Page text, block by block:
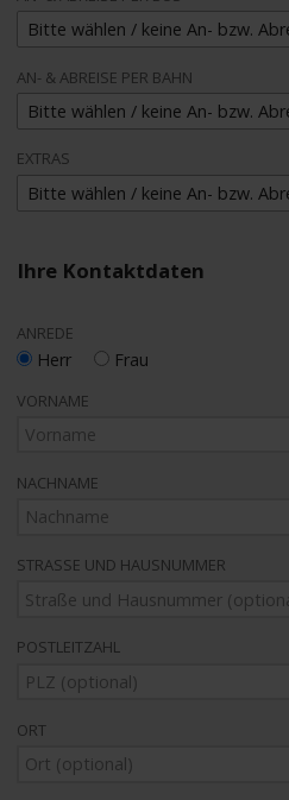
Bitte wählen / keine
AN- & ABREISE PER BAHN
Bitte wählen / keine
EXTRAS
Bitte wählen / keine
Ihre Kontaktdaten
ANREDE
Herr Frau
VORNAME
NACHNAME
STRASSE UND HAUSNUMMER
POSTLEITZAHL
ORT